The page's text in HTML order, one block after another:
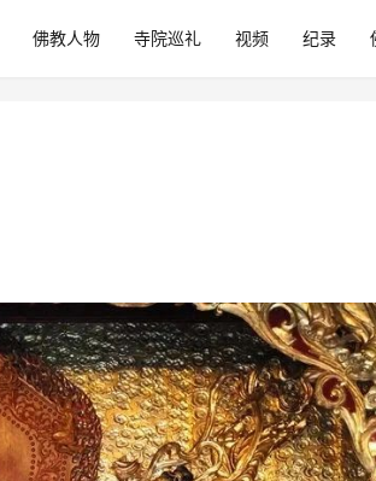
佛教人物 寺院巡礼 视频 纪录